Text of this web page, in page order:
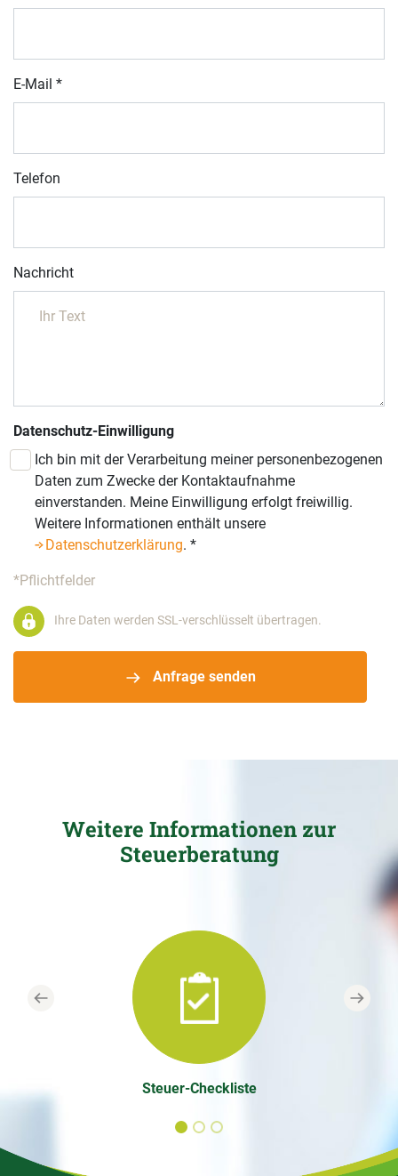
E-Mail *
Telefon
Nachricht
Datenschutz-Einwilligung
Ich bin mit der Verarbeitung meiner personenbezogenen
Daten zum Zwecke der Kontaktaufnahme
einverstanden. Meine Einwilligung erfolgt freiwillig.
Weitere Informationen enthält unsere
Datenschutzerklärung. *
*Pflichtfelder
Anfrage senden
Ihre Daten werden SSL-verschlüsselt übertragen.
Weitere Informationen zur
Steuerberatung
Steuer-Checkliste
Previous Next